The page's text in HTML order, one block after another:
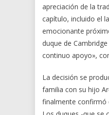
apreciación de la
capítulo, incluido el
emocionante
duque de
continuo apoyo»,
La decisión se
familia con su hijo
finalmente confirmó